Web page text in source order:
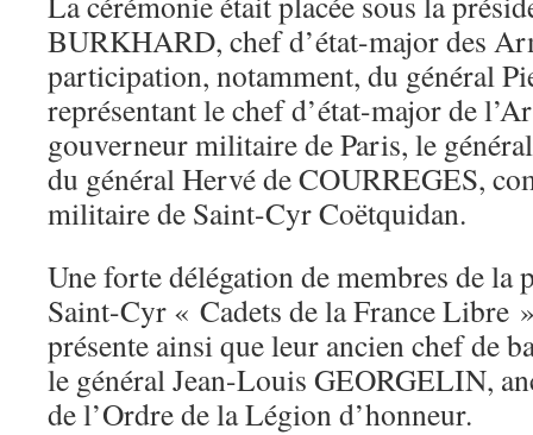
BURKHARD, chef d’état-major des
participation, notamment, du général
représentant le chef d’état-major de
gouverneur militaire de Paris, le
du général Hervé de COURREGES,
militaire de Saint-Cyr Coëtquidan.
Une forte délégation de membres de
Saint-Cyr « Cadets de la France Libre
présente ainsi que leur ancien chef de
le général Jean-Louis GEORGELIN,
de l’Ordre de la Légion d’honneur.